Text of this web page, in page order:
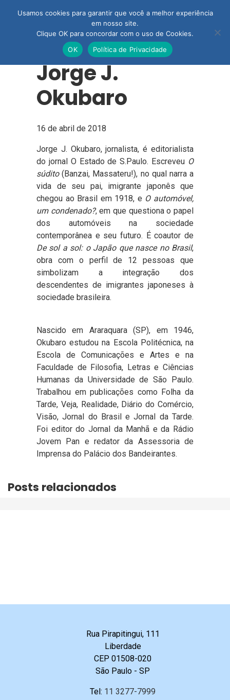
Jorge J.
Okubaro
16 de abril de 2018
Jorge J. Okubaro, jornalista, é editorialista
do jornal O Estado de S.Paulo. Escreveu O
súdito(Banzai, Massateru!), no qual narra a
vida de seu pai, imigrante japonês que
chegou ao Brasil em 1918, e O automóvel,
um condenado?, em que questiona o papel
dos automóveis na sociedade
contemporânea e seu futuro. É coautor de
De sol a sol: o Japão que nasce no Brasil,
obra com o perfil de 12 pessoas que
simbolizam a integração dos
descendentes de imigrantes japoneses à
sociedade brasileira.
Nascido em Araraquara (SP), em 1946,
Okubaro estudou na Escola Politécnica, na
Escola de Comunicações e Artes e na
Faculdade de Filosofia, Letras e Ciências
Humanas da Universidade de São Paulo.
Trabalhou em publicações como Folha da
Tarde, Veja, Realidade, Diário do Comércio,
Visão, Jornal do Brasil e Jornal da Tarde.
Foi editor do Jornal da Manhã e da Rádio
Jovem Pan e redator da Assessoria de
Imprensa do Palácio dos Bandeirantes.
Posts relacionados
Rua Pirapitingui, 111
Liberdade
CEP 01508-020
São Paulo - SP
Tel: 11 3277-7999
Usamos cookies para garantir que você a melhor experiência
em nosso site.
Clique OK para concordar com o uso de Cookies.
OK
Política de Privacidade